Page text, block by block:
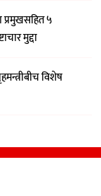
प्रमुखसहित ५
मुद्दा
विशेष